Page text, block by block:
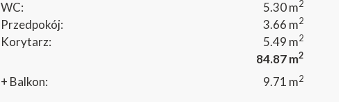
WC: 5.30m2
Przedpokój: 3.66 m2
Korytarz: 5.49 m2
84.87m2
+ Balkon: 9.71 m2